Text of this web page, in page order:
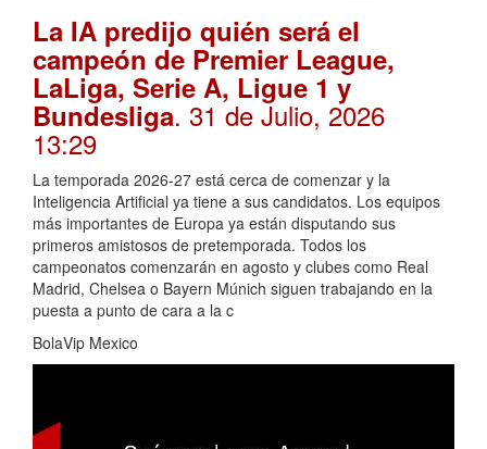
La IA predijo quién será el
campeón de Premier League,
LaLiga, Serie A, Ligue 1 y
Bundesliga. 31 de Julio, 2026
13:29
La temporada 2026-27 está cerca de comenzar y la
Inteligencia Artificial ya tiene a sus candidatos. Los equipos
más importantes de Europa ya están disputando sus
primeros amistosos de pretemporada. Todos los
campeonatos comenzarán en agosto y clubes como Real
Madrid, Chelsea o Bayern Múnich siguen trabajando en la
puesta a punto de cara a la c
BolaVip Mexico